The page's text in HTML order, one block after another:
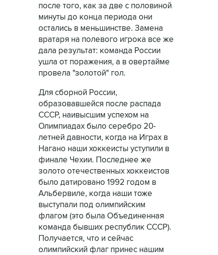
после того, как за две с половиной
минуты до конца периода они
остались в меньшинстве. Замена
вратаря на полевого игрока все же
дала результат: команда России
ушла от поражения, а в овертайме
провела "золотой" гол.
Для сборной России,
образовавшейся после распада
СССР, наивысшим успехом на
Олимпиадах было серебро 20-
летней давности, когда на Играх в
Нагано наши хоккеисты уступили в
финале Чехии. Последнее же
золото отечественных хоккеистов
было датировано 1992 годом в
Альбервиле, когда наши тоже
выступали под олимпийским
флагом (это была Объединенная
команда бывших республик СССР).
Получается, что и сейчас
олимпийский флаг принес нашим